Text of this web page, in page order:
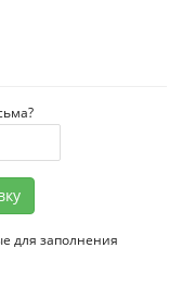
для заполнения